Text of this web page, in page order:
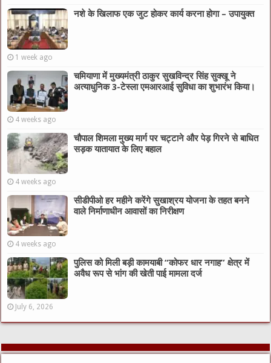
नशे के खिलाफ एक जुट होकर कार्य करना होगा – उपायुक्त
1 week ago
चमियाणा में मुख्यमंत्री ठाकुर सुखविन्द्र सिंह सुक्खू ने
अत्याधुनिक 3-टेस्ला एमआरआई सुविधा का शुभारंभ किया।
4 weeks ago
चौपाल शिमला मुख्य मार्ग पर चट्टाने और पेड़ गिरने से बाधित
सड़क यातायात के लिए बहाल
4 weeks ago
सीडीपीओ हर महीने करेंगे सुखाश्रय योजना के तहत बनने
वाले निर्माणाधीन आवासों का निरीक्षण
4 weeks ago
पुलिस को मिली बड़ी कामयाबी “कोफर धार नगाह” क्षेत्र में
अवैध रूप से भांग की खेती पाई मामला दर्ज
July 6, 2026